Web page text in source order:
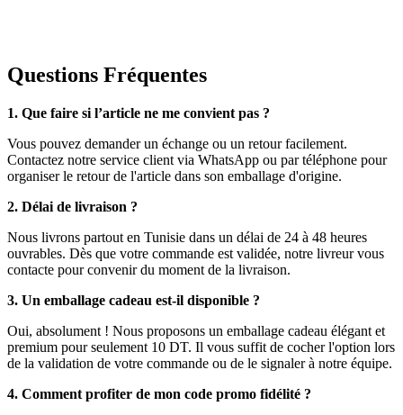
Questions Fréquentes
1. Que faire si l’article ne me convient pas ?
Vous pouvez demander un échange ou un retour facilement.
Contactez notre service client via WhatsApp ou par téléphone pour
organiser le retour de l'article dans son emballage d'origine.
2. Délai de livraison ?
Nous livrons partout en Tunisie dans un délai de 24 à 48 heures
ouvrables. Dès que votre commande est validée, notre livreur vous
contacte pour convenir du moment de la livraison.
3. Un emballage cadeau est-il disponible ?
Oui, absolument ! Nous proposons un emballage cadeau élégant et
premium pour seulement 10 DT. Il vous suffit de cocher l'option lors
de la validation de votre commande ou de le signaler à notre équipe.
4. Comment profiter de mon code promo fidélité ?